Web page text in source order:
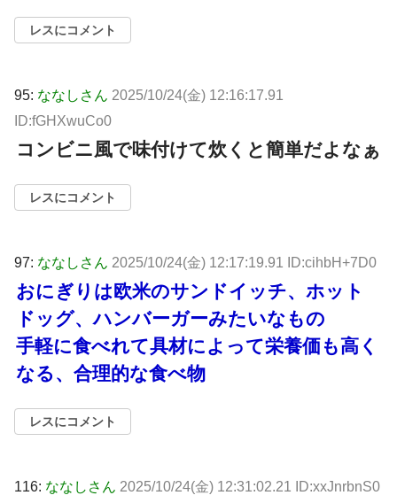
レスにコメント
95: ななしさん 2025/10/24(金) 12:16:17.91
ID:fGHXwuCo0
コンビニ風で味付けて炊くと簡単だよなぁ
レスにコメント
97: ななしさん 2025/10/24(金) 12:17:19.91 ID:cihbH+7D0
おにぎりは欧米のサンドイッチ、ホット
ドッグ、ハンバーガーみたいなもの
手軽に食べれて具材によって栄養価も高く
なる、合理的な食べ物
レスにコメント
116: ななしさん 2025/10/24(金) 12:31:02.21 ID:xxJnrbnS0